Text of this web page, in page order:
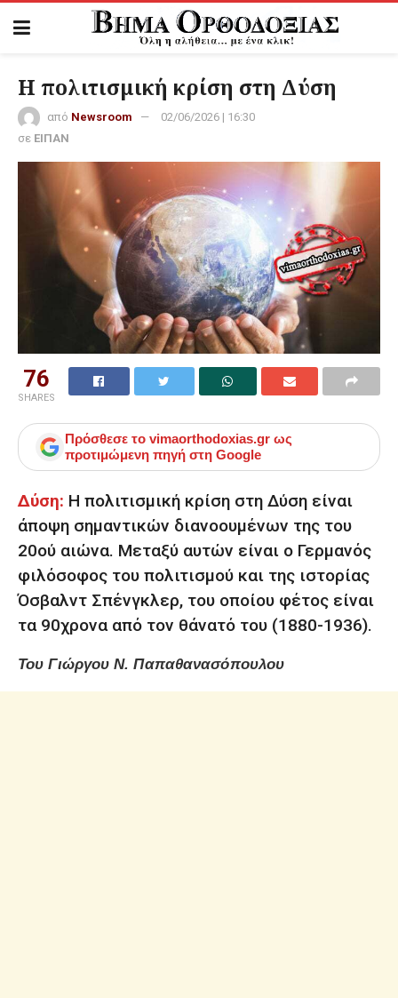
Η πολιτισμική κρίση στη Δύση
από Newsroom
02/06/2026 | 16:30
σε ΕΙΠΑΝ
76
SHARES
Πρόσθεσε το vimaorthodoxias.gr ως
προτιμώμενη πηγή στη Google
Δύση: Η πολιτισμική κρίση στη Δύση είναι
άποψη σημαντικών διανοουμένων της του
20ού αιώνα. Μεταξύ αυτών είναι ο Γερμανός
φιλόσοφος του πολιτισμού και της ιστορίας
Όσβαλντ Σπένγκλερ, του οποίου φέτος είναι
τα 90χρονα από τον θάνατό του (1880-1936).
Του Γιώργου Ν. Παπαθανασόπουλου